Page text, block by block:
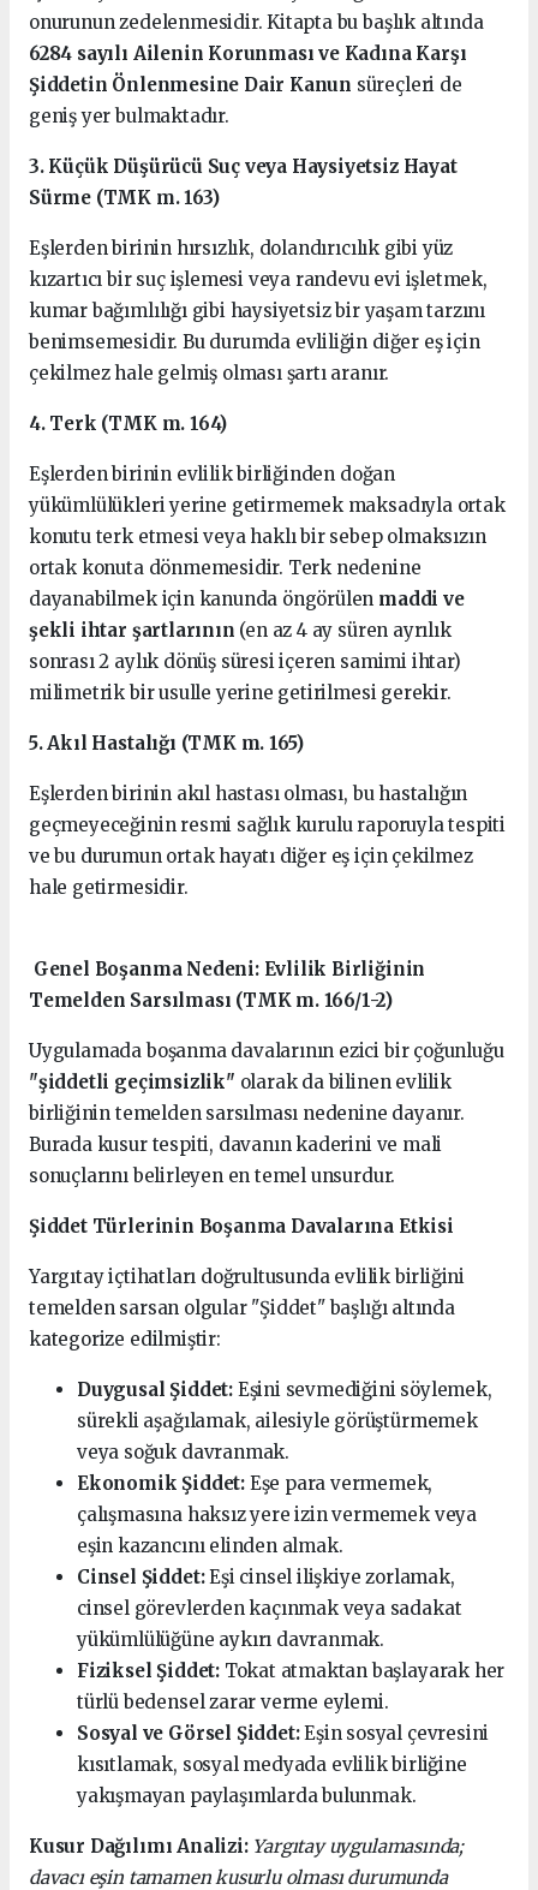
onurunun zedelenmesidir. Kitapta bu başlık altında
6284 sayılı Ailenin Korunması ve Kadına Karşı
Şiddetin Önlenmesine Dair Kanun süreçleri de
geniş yer bulmaktadır.
3. Küçük Düşürücü Suç veya Haysiyetsiz Hayat
Sürme (TMK m. 163)
Eşlerden birinin hırsızlık, dolandırıcılık gibi yüz
kızartıcı bir suç işlemesi veya randevu evi işletmek,
kumar bağımlılığı gibi haysiyetsiz bir yaşam tarzını
benimsemesidir. Bu durumda evliliğin diğer eş için
çekilmez hale gelmiş olması şartı aranır.
4. Terk (TMK m. 164)
Eşlerden birinin evlilik birliğinden doğan
yükümlülükleri yerine getirmemek maksadıyla ortak
konutu terk etmesi veya haklı bir sebep olmaksızın
ortak konuta dönmemesidir. Terk nedenine
dayanabilmek için kanunda öngörülen maddi ve
şekli ihtar şartlarının (en az 4 ay süren ayrılık
sonrası 2 aylık dönüş süresi içeren samimi ihtar)
milimetrik bir usulle yerine getirilmesi gerekir.
5. Akıl Hastalığı (TMK m. 165)
Eşlerden birinin akıl hastası olması, bu hastalığın
geçmeyeceğinin resmi sağlık kurulu raporuyla tespiti
ve bu durumun ortak hayatı diğer eş için çekilmez
hale getirmesidir.
Genel Boşanma Nedeni: Evlilik Birliğinin
Temelden Sarsılması (TMK m. 166/1-2)
Uygulamada boşanma davalarının ezici bir çoğunluğu
"şiddetli geçimsizlik" olarak da bilinen evlilik
birliğinin temelden sarsılması nedenine dayanır.
Burada kusur tespiti, davanın kaderini ve mali
sonuçlarını belirleyen en temel unsurdur.
Şiddet Türlerinin Boşanma Davalarına Etkisi
Yargıtay içtihatları doğrultusunda evlilik birliğini
temelden sarsan olgular "Şiddet" başlığı altında
kategorize edilmiştir:
Duygusal Şiddet:Eşini sevmediğini söylemek,
sürekli aşağılamak, ailesiyle görüştürmemek
veya soğuk davranmak.
Ekonomik Şiddet:Eşe para vermemek,
çalışmasına haksız yere izin vermemek veya
eşin kazancını elinden almak.
Cinsel Şiddet:Eşi cinsel ilişkiye zorlamak,
cinsel görevlerden kaçınmak veya sadakat
yükümlülüğüne aykırı davranmak.
Fiziksel Şiddet:Tokat atmaktan başlayarak her
türlü bedensel zarar verme eylemi.
Sosyal ve Görsel Şiddet:Eşin sosyal çevresini
kısıtlamak, sosyal medyada evlilik birliğine
yakışmayan paylaşımlarda bulunmak.
Kusur Dağılımı Analizi: Yargıtay uygulamasında;
davacı eşin tamamen kusurlu olması durumunda